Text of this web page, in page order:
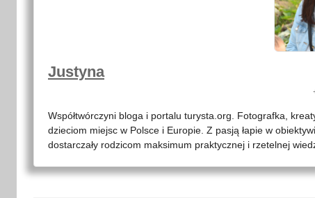
Justyna
Współtwórczyni bloga i portalu turysta.org. Fotografka,
dzieciom miejsc w Polsce i Europie. Z pasją łapie w
dostarczały rodzicom maksimum praktycznej i rzetelnej